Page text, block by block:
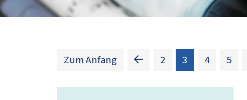
Zum Anfang 2 3 (Standort)
4 5